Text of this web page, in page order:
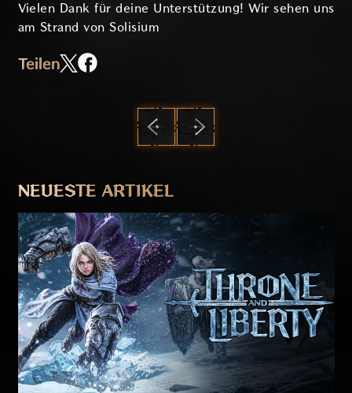
Vielen Dank für deine Unterstützung! Wir sehen uns
am Strand von Solisium
Teilen
NEUESTE ARTIKEL